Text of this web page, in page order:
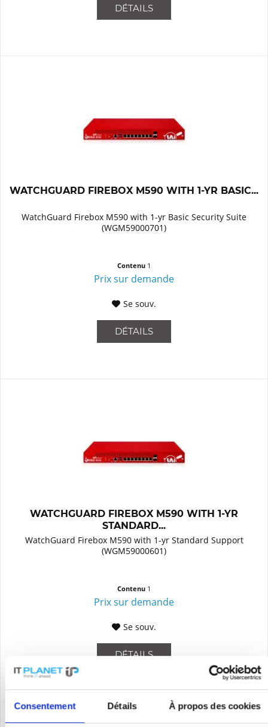
Consentement Détails À propos des cookies
DÉTAILS
WATCHGUARD FIREBOX M590 WITH 1-YR BASIC...
WatchGuard Firebox M590 with 1-yr Basic Security Suite
(WGM59000701)
Contenu 1
Prix sur demande
Se souv.
DÉTAILS
WATCHGUARD FIREBOX M590 WITH 1-YR
STANDARD...
WatchGuard Firebox M590 with 1-yr Standard Support
(WGM59000601)
Contenu 1
Prix sur demande
Se souv.
DÉTAILS